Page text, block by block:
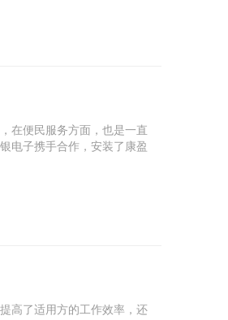
在便民服务方面，也是一直
电子携手合作，安装了康盈
高了适用方的工作效率，还